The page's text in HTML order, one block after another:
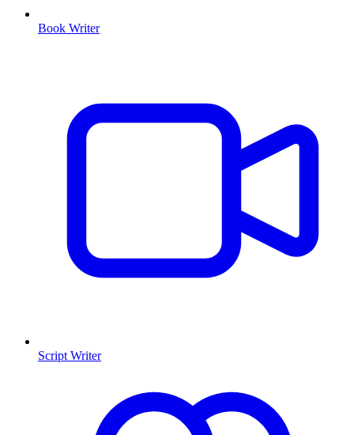
Book Writer
Script Writer